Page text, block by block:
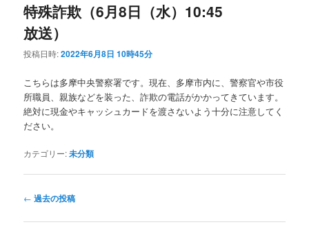
特殊詐欺（6月8日（水）10:45
放送）
投稿日時:2022年6月8日 10時45分
こちらは多摩中央警察署です。現在、多摩市内に、警察官や市役
所職員、親族などを装った、詐欺の電話がかかってきています。
絶対に現金やキャッシュカードを渡さないよう十分に注意してく
ださい。
カテゴリー:未分類
投
ナ
← 過去の投稿